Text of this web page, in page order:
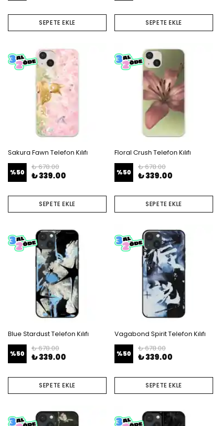
SEPETE EKLE SEPETE EKLE
Sakura Fawn Telefon Kılıfı
%50
₺ 678.00
₺ 339.00
SEPETE EKLE
Floral Crush Telefon Kılıfı
%50
₺ 678.00
₺ 339.00
SEPETE EKLE
Blue Stardust Telefon Kılıfı
%50
₺ 678.00
₺ 339.00
SEPETE EKLE
Vagabond Spirit Telefon Kılıfı
%50
₺ 678.00
₺ 339.00
SEPETE EKLE